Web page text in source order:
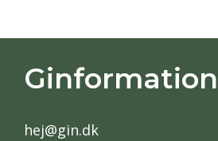
Ginformation
hej@gin.dk